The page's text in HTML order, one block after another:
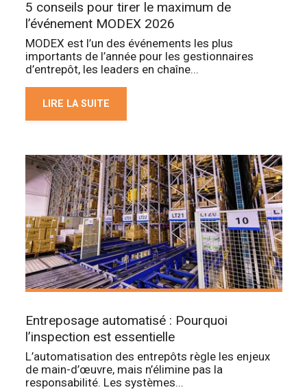
5 conseils pour tirer le maximum de
l’événement MODEX 2026
MODEX est l’un des événements les plus
importants de l’année pour les gestionnaires
d’entrepôt, les leaders en chaîne...
LIRE LA SUITE
Entreposage automatisé : Pourquoi
l’inspection est essentielle
L’automatisation des entrepôts règle les enjeux
de main-d’œuvre, mais n’élimine pas la
responsabilité. Les systèmes...